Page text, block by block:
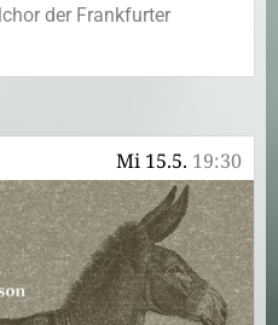
der Frankfurter
Mi 15.5. 19:30